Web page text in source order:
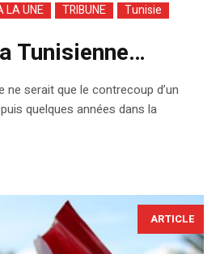
LA UNE TRIBUNE Tunisie
Tunisienne…
ne serait que le contrecoup d’un
quelques années dans la
ARTICLE